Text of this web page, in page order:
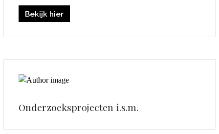
Bekijk hier
Onderzoeksprojecten i.s.m.